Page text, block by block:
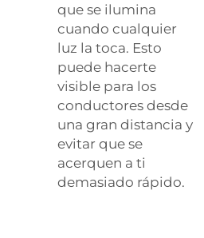
que se ilumina
cuando cualquier
luz la toca. Esto
puede hacerte
visible para los
conductores desde
una gran distancia y
evitar que se
acerquen a ti
demasiado rápido.